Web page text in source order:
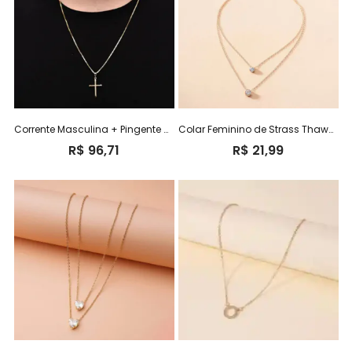
Corrente Masculina + Pingente Cruz – Banhado a Ouro 18k
R$ 96,71
Colar Feminino de Strass Thawany
R$ 21,99